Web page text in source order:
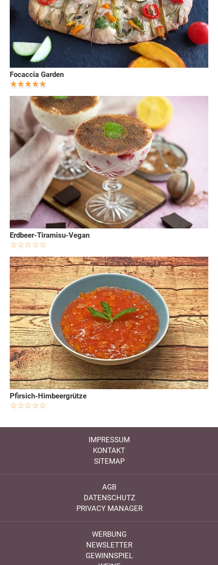
Focaccia Garden
Erdbeer-Tiramisu-Vegan
Pfirsich-Himbeergrütze
IMPRESSUM
KONTAKT
SITEMAP
AGB
DATENSCHUTZ
PRIVACY MANAGER
WERBUNG
NEWSLETTER
GEWINNSPIEL